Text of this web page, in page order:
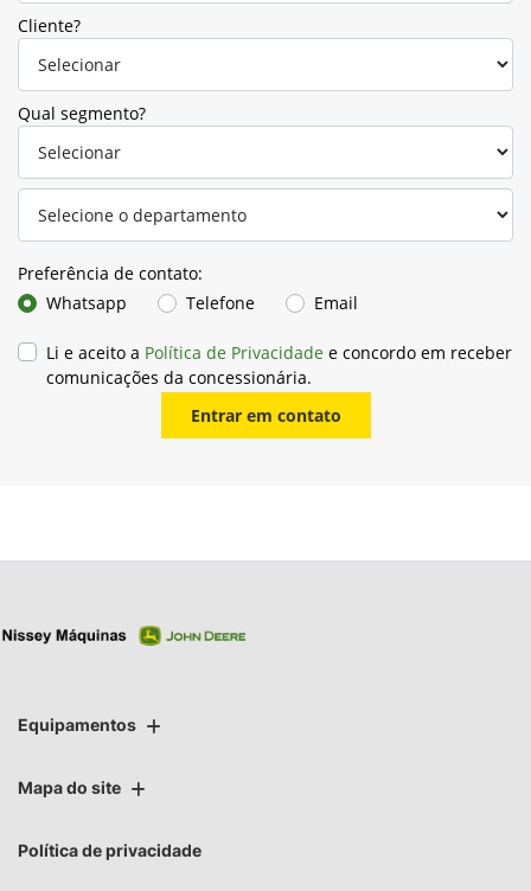
Cliente?
Qual segmento?
Preferência de contato:
Whatsapp
Telefone Email
Li e aceito a Política de Privacidade e concordo em receber
comunicações da concessionária.
Entrar em contato
Equipamentos
Mapa do site
Política de privacidade